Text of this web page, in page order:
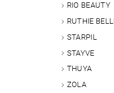
RIO BEAUTY
RUTHIE
STARPIL
STAYVE
THUYA
ZOLA